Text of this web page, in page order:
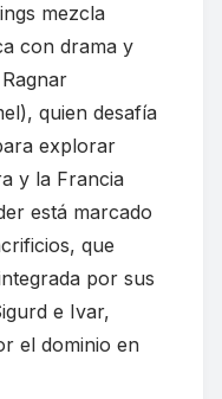
mezcla
con drama y
quien desafía
explorar
y la Francia
está marcado
que
por sus
e Ivar,
el dominio en